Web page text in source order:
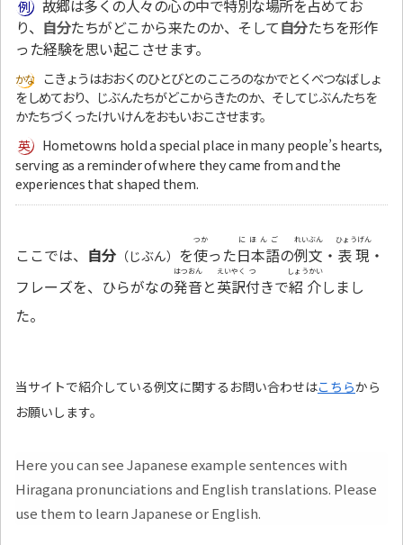
故郷は多くの人々の心の中で特別な場所を占めてお
り、 自分たちがどこから来たのか、そして自分たちを形作
った経験を思い起こさせます。
こきょうはおおくのひとびとのこころのなかでとくべつなばしょ
をしめており、じぶんたちがどこからきたのか、そしてじぶんたちを
かたちづくったけいけんをおもいおこさせます。
Hometowns hold a special place in many people’s hearts,
serving as a reminder of where they came from and the
experiences that shaped them.
ここでは、 自分 （じぶん） を使
つか
った日本語
にほんご
の例文
れいぶん
・ 表現
ひょうげん
・
フレーズを、ひらがなの発音
はつおん
と英訳
えいやく
付
つ
きで紹介
しょうかい
しまし
た。
当サイトで紹介している例文に関するお問い合わせはこちらから
お願いします。
Here you can see Japanese example sentences with
Hiragana pronunciations and English translations. Please
use them to learn Japanese or English.